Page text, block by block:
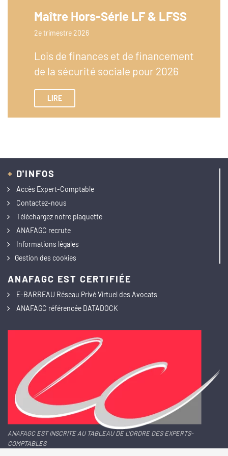
Maître Hors-Série LF & LFSS
2e trimestre 2026
Lois de finances et de financement
de la sécurité sociale pour 2026
LIRE
+ D'INFOS
Accès Expert-Comptable
Contactez-nous
Téléchargez notre plaquette
ANAFAGC recrute
Informations légales
Gestion des cookies
ANAFAGC EST CERTIFIÉE
E-BARREAU Réseau Privé Virtuel des Avocats
ANAFAGC référencée DATADOCK
ANAFAGC EST INSCRITE AU TABLEAU DE L'ORDRE DES EXPERTS-
COMPTABLES